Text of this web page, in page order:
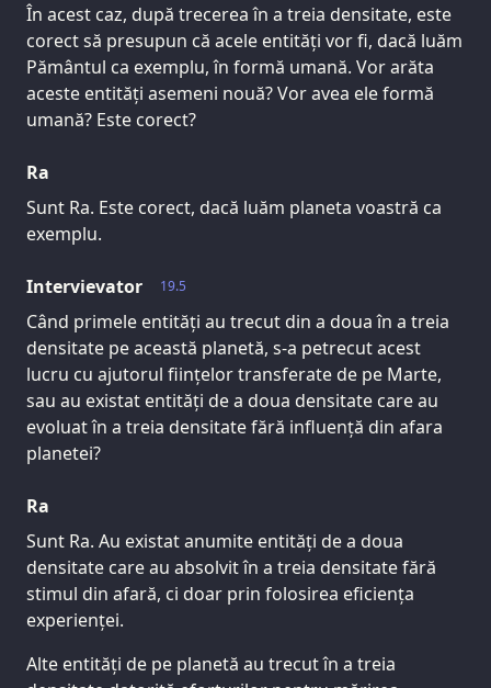
În acest caz, după trecerea în a treia densitate, este
corect să presupun că acele entități vor fi, dacă luăm
Pământul ca exemplu, în formă umană. Vor arăta
aceste entități asemeni nouă? Vor avea ele formă
umană? Este corect?
Ra
Sunt Ra. Este corect, dacă luăm planeta voastră ca
exemplu.
19.5
Intervievator
Când primele entități au trecut din a doua în a treia
densitate pe această planetă, s-a petrecut acest
lucru cu ajutorul ființelor transferate de pe Marte,
sau au existat entități de a doua densitate care au
evoluat în a treia densitate fără influență din afara
planetei?
Ra
Sunt Ra. Au existat anumite entități de a doua
densitate care au absolvit în a treia densitate fără
stimul din afară, ci doar prin folosirea eficiența
experienței.
Alte entități de pe planetă au trecut în a treia